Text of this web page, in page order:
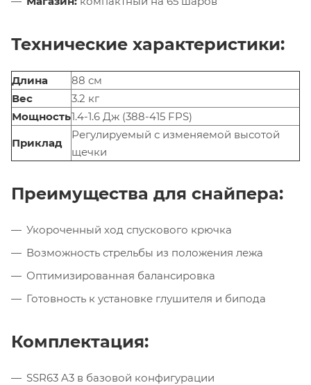
Технические характеристики:
Длина
88 см
Вес
3.2 кг
Мощность1.4-1.6 Дж (388-415 FPS)
Приклад
Регулируемый с изменяемой высотой
щечки
Преимущества для снайпера:
Укороченный ход спускового крючка
Возможность стрельбы из положения лежа
Оптимизированная балансировка
Готовность к установке глушителя и бипода
Комплектация:
SSR63 A3 в базовой конфигурации